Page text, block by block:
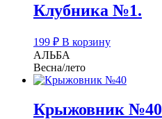
Клубника №1.
199 ₽ В корзину
АЛЬБА
Весна/лето
Крыжовник №40